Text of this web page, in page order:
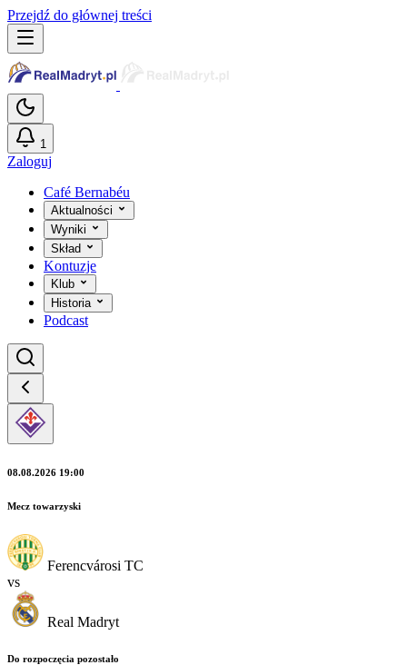
Przejdź do głównej treści
1
Zaloguj
Café Bernabéu
Aktualności
Wyniki
Skład
Kontuzje
Klub
Historia
Podcast
08.08.2026 19:00
Mecz towarzyski
Ferencvárosi TC
vs
Real Madryt
Do rozpoczęcia pozostało